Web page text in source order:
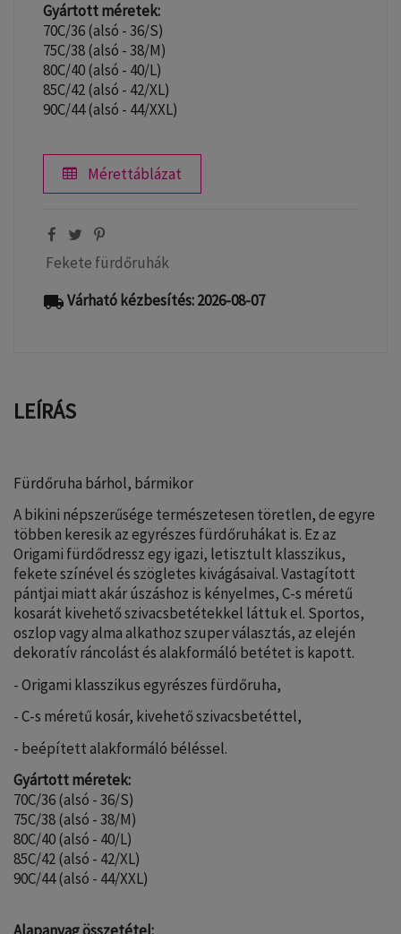
Gyártott méretek:
70C/36 (alsó - 36/S)
75C/38 (alsó - 38/M)
80C/40 (alsó - 40/L)
85C/42 (alsó - 42/XL)
90C/44 (alsó - 44/XXL)
Mérettáblázat
Fekete fürdőruhák
local_shippingVárható kézbesítés: 2026-08-07
LEÍRÁS
Fürdőruha bárhol, bármikor
A bikini népszerűsége természetesen töretlen, de egyre
többen keresik az egyrészes fürdőruhákat is. Ez az
Origami fürdődressz egy igazi, letisztult klasszikus,
fekete színével és szögletes kivágásaival. Vastagított
pántjai miatt akár úszáshoz is kényelmes, C-s méretű
kosarát kivehető szivacsbetétekkel láttuk el. Sportos,
oszlop vagy alma alkathoz szuper választás, az elején
dekoratív ráncolást és alakformáló betétet is kapott.
- Origami klasszikus egyrészes fürdőruha,
- C-s méretű kosár, kivehető szivacsbetéttel,
- beépített alakformáló béléssel.
Gyártott méretek:
70C/36 (alsó - 36/S)
75C/38 (alsó - 38/M)
80C/40 (alsó - 40/L)
85C/42 (alsó - 42/XL)
90C/44 (alsó - 44/XXL)